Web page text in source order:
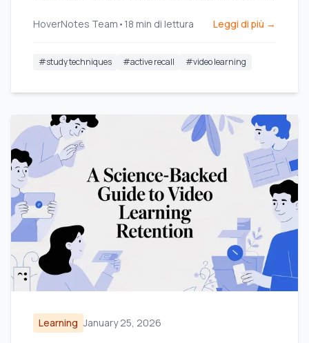
HoverNotes Team • 18 min di lettura Leggi di più →
#study techniques #active recall #video learning
Learning January 25, 2026